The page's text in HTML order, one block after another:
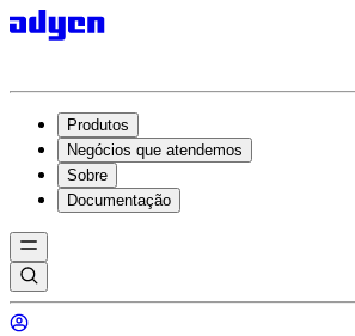
Produtos
Negócios que atendemos
Sobre
Documentação